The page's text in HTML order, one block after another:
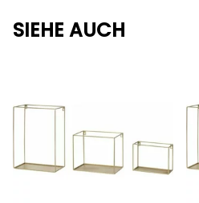
SIEHE AUCH